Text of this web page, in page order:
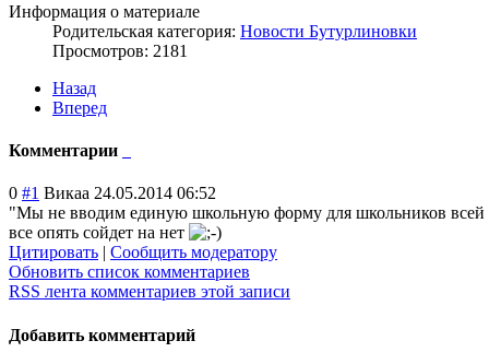
Информация о материале
Родительская категория: Новости Бутурлиновки
Просмотров: 2181
Назад
Вперед
Комментарии
0 #1 Викаа 24.05.2014 06:52
"Мы не вводим единую школьную форму для школьников всей
все опять сойдет на нет
Цитировать | Сообщить модератору
Обновить список комментариев
RSS лента комментариев этой записи
Добавить комментарий